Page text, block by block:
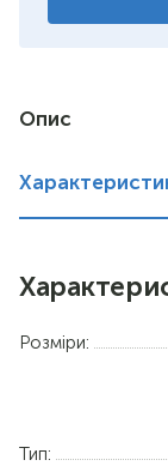
Опис
Розміри:
Тип: